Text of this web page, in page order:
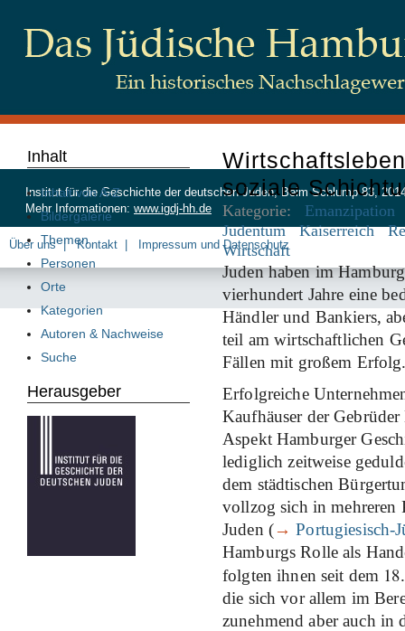
soziale
Kategorie:
Emanzipation
Judentum
Kaiserreich
Wirtschaft
Juden haben im
vierhundert Jahre eine
Händler und Bankiers,
teil am wirtschaftlichen
Fällen mit großem
Erfolgreiche
Kaufhäuser der
Aspekt Hamburger
lediglich zeitweise
dem städtischen
vollzog sich in mehreren
Juden (→ Portugiesisch-
Hamburgs Rolle als
folgten ihnen seit dem 18
die sich vor allem im
zunehmend aber auch in
Inhalt
Inhalt von A-Z
Bildergalerie
Themen
Personen
Orte
Kategorien
Autoren & Nachweise
Suche
Herausgeber
Institut für die Geschichte der deutschen Juden, Beim Schlump 83,
Mehr Informationen: www.igdj-hh.de
Über uns Kontakt Impressum und Datenschutz